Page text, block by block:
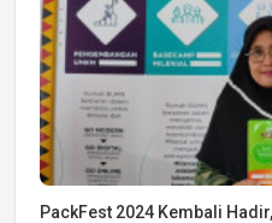
PackFest 2024 Kembali